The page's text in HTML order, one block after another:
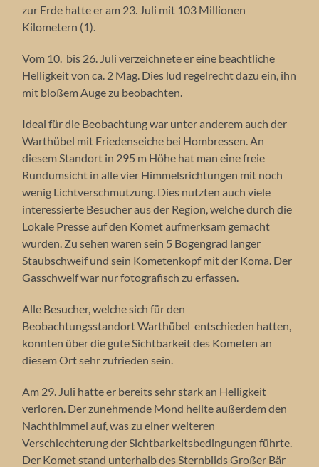
zur Erde hatte er am 23. Juli mit 103 Millionen
Kilometern (1).
Vom 10. bis 26. Juli verzeichnete er eine beachtliche
Helligkeit von ca. 2 Mag. Dies lud regelrecht dazu ein, ihn
mit bloßem Auge zu beobachten.
Ideal für die Beobachtung war unter anderem auch der
Warthübel mit Friedenseiche bei Hombressen. An
diesem Standort in 295 m Höhe hat man eine freie
Rundumsicht in alle vier Himmelsrichtungen mit noch
wenig Lichtverschmutzung. Dies nutzten auch viele
interessierte Besucher aus der Region, welche durch die
Lokale Presse auf den Komet aufmerksam gemacht
wurden. Zu sehen waren sein 5 Bogengrad langer
Staubschweif und sein Kometenkopf mit der Koma. Der
Gasschweif war nur fotografisch zu erfassen.
Alle Besucher, welche sich für den
Beobachtungsstandort Warthübel entschieden hatten,
konnten über die gute Sichtbarkeit des Kometen an
diesem Ort sehr zufrieden sein.
Am 29. Juli hatte er bereits sehr stark an Helligkeit
verloren. Der zunehmende Mond hellte außerdem den
Nachthimmel auf, was zu einer weiteren
Verschlechterung der Sichtbarkeitsbedingungen führte.
Der Komet stand unterhalb des Sternbilds Großer Bär